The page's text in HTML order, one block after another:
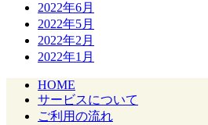
2022年6月
2022年5月
2022年2月
2022年1月
HOME
サービスについて
ご利用の流れ